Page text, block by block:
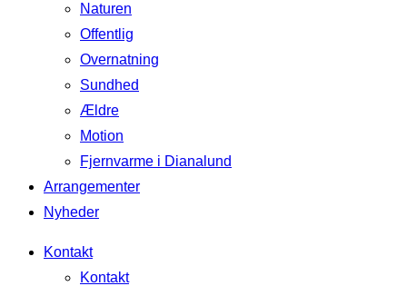
Naturen
Offentlig
Overnatning
Sundhed
Ældre
Motion
Fjernvarme i Dianalund
Arrangementer
Nyheder
Kontakt
Kontakt